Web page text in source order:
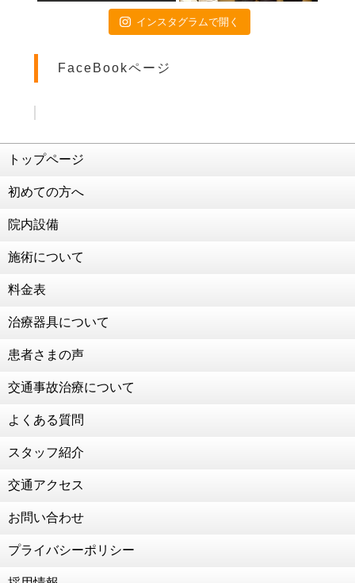
交通事故治療は当院にお任せください
患者様のご活躍(^O^)／
2021年2月26日
交通事故治療 強化中！！！
こう見えて食べることが好きなんです笑
124年ぶりの節分
成人のお祝いをいただきました！
お子様連れの患者様も大歓迎！
２０２０年 ありがとうございました
年末年始のお知らせ
インスタグラムで開く
FaceBookページ
トップページ
初めての方へ
院内設備
施術について
料金表
治療器具について
患者さまの声
交通事故治療について
よくある質問
スタッフ紹介
交通アクセス
お問い合わせ
プライバシーポリシー